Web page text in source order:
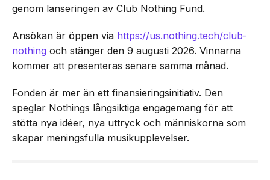
genom lanseringen av Club Nothing Fund.
Ansökan är öppen via https://us.nothing.tech/club-
nothing och stänger den 9 augusti 2026. Vinnarna
kommer att presenteras senare samma månad.
Fonden är mer än ett finansieringsinitiativ. Den
speglar Nothings långsiktiga engagemang för att
stötta nya idéer, nya uttryck och människorna som
skapar meningsfulla musikupplevelser.